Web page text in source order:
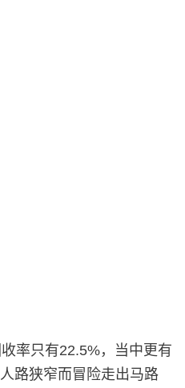
率只有22.5%，当中更有
路狭窄而冒险走出马路